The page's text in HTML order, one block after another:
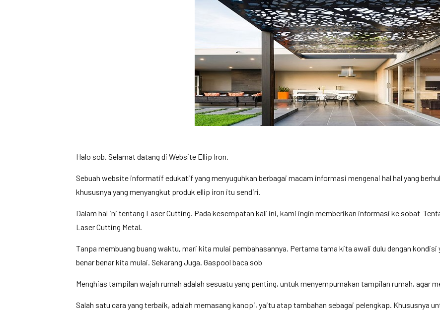
Halo sob. Selamat datang di Website Ellip Iron.
Sebuah website informatif edukatif yang menyuguhkan berbagai macam informasi mengenai hal hal yang
khususnya yang menyangkut produk ellip iron itu sendiri.
Dalam hal ini tentang Laser Cutting. Pada kesempatan kali ini, kami ingin memberikan informasi ke sobat
Laser Cutting Metal.
Tanpa membuang buang waktu, mari kita mulai pembahasannya. Pertama tama kita awali dulu dengan
benar benar kita mulai. Sekarang Juga. Gaspool baca sob
Menghias tampilan wajah rumah adalah sesuatu yang penting, untuk menyempurnakan tampilan rumah, agar
Salah satu cara yang terbaik, adalah memasang kanopi, yaitu atap tambahan sebagai pelengkap. Khususnya